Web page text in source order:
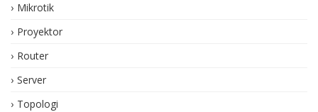
Mikrotik
Proyektor
Router
Server
Topologi